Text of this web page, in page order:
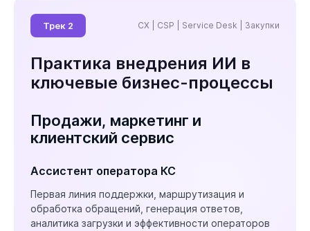
Трек 2 CX | CSP | Service Desk | Закупки
Практика внедрения ИИ в
ключевые бизнес-процессы
Продажи, маркетинг и
клиентский сервис
Ассистент оператора КС
Первая линия поддержки, маршрутизация и
обработка обращений, генерация ответов,
аналитика загрузки и эффективности операторов